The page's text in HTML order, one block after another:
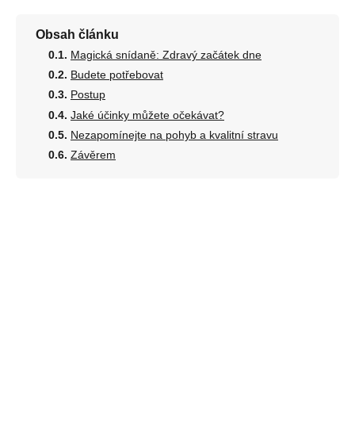
Obsah článku
Magická snídaně: Zdravý začátek dne
Budete potřebovat
Postup
Jaké účinky můžete očekávat?
Nezapomínejte na pohyb a kvalitní stravu
Závěrem